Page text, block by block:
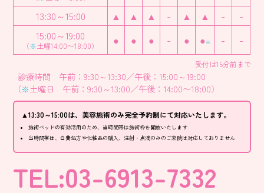
13:30～15:00 ▲ ▲ ▲ - ▲ ▲ -
-
15:00～19:00
（※土曜14:00〜18:00） ● ● ● - ● ●※ - -
受付は15分前まで
診療時間 午前：9:30～13:30／午後：15:00～19:00
（※土曜日 午前：9:30～13:00／午後：14:00〜18:00）
▲13:30～15:00は、美容施術のみ完全予約制にて対応いたします。
施術ベッドの有効活用のため、当時間帯は施術枠を開放いたします
当時間帯は、自費処方や化粧品の購入、注射・点滴のみのご来院は対応しておりません
TEL:03-6913-7332